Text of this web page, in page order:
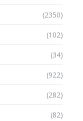
(2350)
(102)
(34)
(922)
(282)
(82)